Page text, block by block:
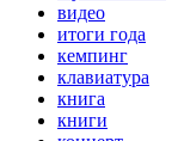
видео
итоги года
кемпинг
клавиатура
книга
книги